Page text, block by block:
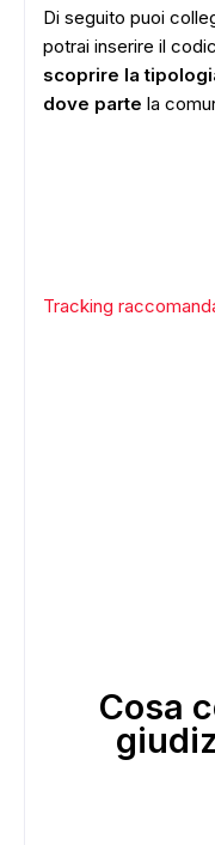
Di seguito puoi
potrai inserire il
scoprire la
dove parte la
Tracking
Cosa